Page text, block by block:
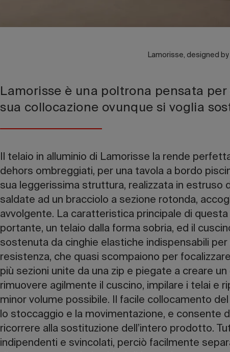
Lamorisse, designed by
Lamorisse è una poltrona pensata
sua collocazione ovunque si voglia
Il telaio in alluminio di Lamorisse la rende
dehors ombreggiati, per una tavola a bordo
sua leggerissima struttura, realizzata in estruso
saldate ad un bracciolo a sezione rotonda,
avvolgente. La caratteristica principale di
portante, un telaio dalla forma sobria, ed il
sostenuta da cinghie elastiche indispensabili
resistenza, che quasi scompaiono per
più sezioni unite da una zip e piegate a creare
rimuovere agilmente il cuscino, impilare i telai e
minor volume possibile. Il facile collocamento
lo stoccaggio e la movimentazione, e consente
ricorrere alla sostituzione dell’intero prodotto.
indipendenti e svincolati, perciò facilmente